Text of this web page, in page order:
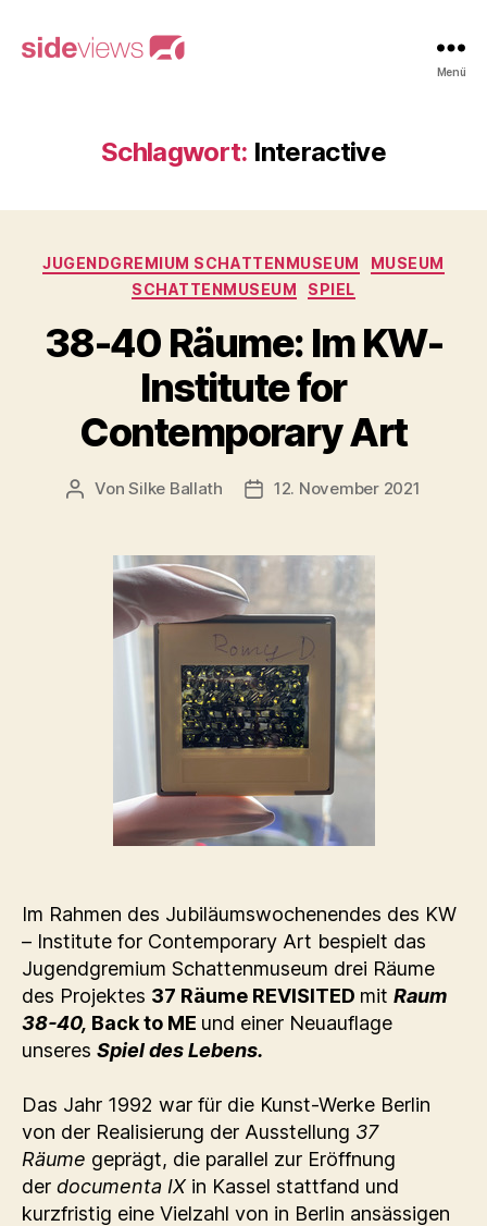
Menü
Schlagwort: Interactive
Kategorien
JUGENDGREMIUM SCHATTENMUSEUM
MUSEUM
SCHATTENMUSEUM
SPIEL
38-40 Räume: Im KW-
Institute for
Contemporary Art
Beitragsautor
VonSilke Ballath Beitragsdatum
12. November 2021
Im Rahmen des Jubiläumswochenendes des KW
– Institute for Contemporary Art bespielt das
Jugendgremium Schattenmuseum drei Räume
des Projektes 37 Räume REVISITED mit Raum
38-40, Back to ME und einer Neuauflage
unseres Spiel des Lebens.
Das Jahr 1992 war für die Kunst-Werke Berlin
von der Realisierung der Ausstellung 37
Räume geprägt, die parallel zur Eröffnung
der documenta IXin Kassel stattfand und
kurzfristig eine Vielzahl von in Berlin ansässigen